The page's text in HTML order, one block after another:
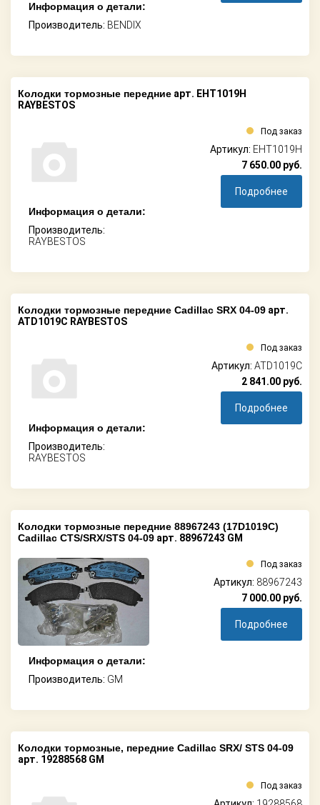
Информация о детали:
Производитель: BENDIX
Колодки тормозные передние арт. EHT1019H
RAYBESTOS
Информация о детали:
Производитель:
RAYBESTOS
Под заказ
Артикул: EHT1019H
7 650.00 руб.
Подробнее
Колодки тормозные передние Cadillac SRX 04-09 арт.
ATD1019C RAYBESTOS
Информация о детали:
Производитель:
RAYBESTOS
Под заказ
Артикул: ATD1019C
2 841.00 руб.
Подробнее
Колодки тормозные передние 88967243 (17D1019C)
Cadillac CTS/SRX/STS 04-09 арт. 88967243 GM
Информация о детали:
Производитель: GM
Под заказ
Артикул: 88967243
7 000.00 руб.
Подробнее
Колодки тормозные, передние Cadillac SRX/ STS 04-09
арт. 19288568 GM
Под заказ